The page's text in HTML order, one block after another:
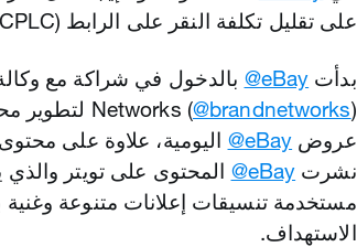
على تقليل تكلفة النقر على الرابط (CPLC)".
بدأت ‎@eBay
Networks (‎@brandnetworks
) لتطوير
عروض ‎@eBay اليومية، علاوة على
نشرت ‎@eBay المحتوى على تويتر
مستخدمة تنسيقات إعلانات متنوعة
الاستهداف.